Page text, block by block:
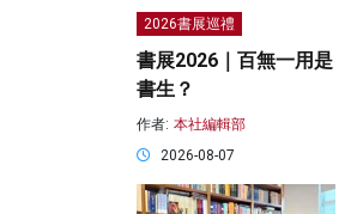
2026書展巡禮
書展2026｜百無一用是
書生？
作者: 本社編輯部
2026-08-07